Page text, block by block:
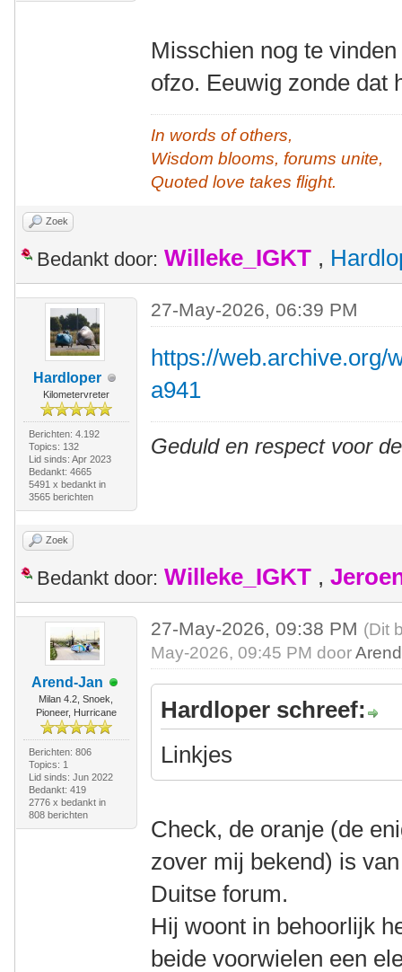
Misschien nog te
ofzo. Eeuwig zonde dat
In words of others,
Wisdom blooms, forums unite,
Quoted love takes flight.
Zoek
Bedankt door: Willeke_IGKT ,
Hardloper
Kilometervreter
Berichten: 4.192
Topics: 132
Lid sinds: Apr 2023
Bedankt: 4665
5491 x bedankt in
3565 berichten
27-May-2026, 06:39 PM
https://web.archive.org/
a941
Geduld en respect voor
Zoek
Bedankt door: Willeke_IGKT ,
Arend-Jan
Milan 4.2, Snoek,
Pioneer, Hurricane
Berichten: 806
Topics: 1
Lid sinds: Jun 2022
Bedankt: 419
2776 x bedankt in
808 berichten
27-May-2026, 09:38 PM (Dit
May-2026, 09:45 PM door
Hardloper schreef:
Linkjes
Check, de oranje (de
zover mij bekend) is
Duitse forum.
Hij woont in behoorlijk
beide voorwielen een